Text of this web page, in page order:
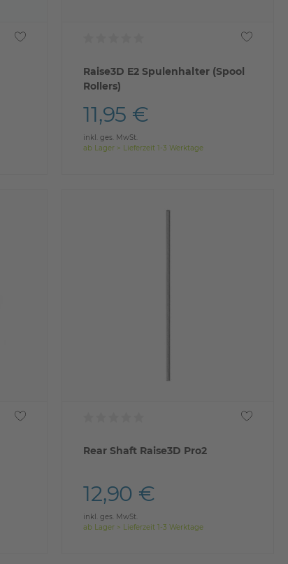
Raise3D E2 Spulenhalter (Spool
Rollers)
11,95 €
inkl. ges. MwSt.
ab Lager > Lieferzeit 1-3 Werktage
Rear Shaft Raise3D Pro2
12,90 €
inkl. ges. MwSt.
ab Lager > Lieferzeit 1-3 Werktage